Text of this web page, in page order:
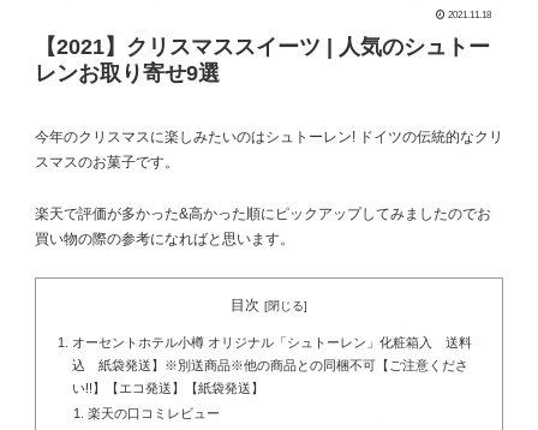
2021.11.18
【2021】クリスマススイーツ | 人気のシュトー
レンお取り寄せ9選
今年のクリスマスに楽しみたいのはシュトーレン! ドイツの伝統的なクリ
スマスのお菓子です。
楽天で評価が多かった&高かった順にピックアップしてみましたのでお
買い物の際の参考になればと思います。
目次
オーセントホテル小樽 オリジナル「シュトーレン」化粧箱入 送料
込 紙袋発送】※別送商品※他の商品との同梱不可【ご注意くださ
い!!】【エコ発送】【紙袋発送】
楽天の口コミレビュー